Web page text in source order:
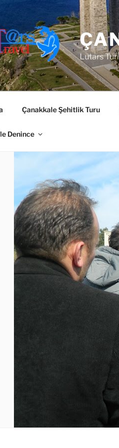
Lutars
Çanakkale Şehitlik Turu
Denince